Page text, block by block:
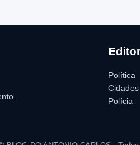
Política
Cidades
Polícia